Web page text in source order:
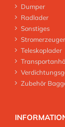
Dumper
Radlader
Sonstiges
Stromerzeuger
Teleskoplader
Zubehör